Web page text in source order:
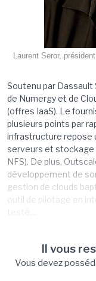
Laurent Seror,
Soutenu par
de Numergy et de
(offres IaaS). Le
plusieurs points par
infrastructure repose
serveurs et stockage
NFS). De plus,
développement de
gestion de clouds
outil de pilotage en
Il vous
Vous devez